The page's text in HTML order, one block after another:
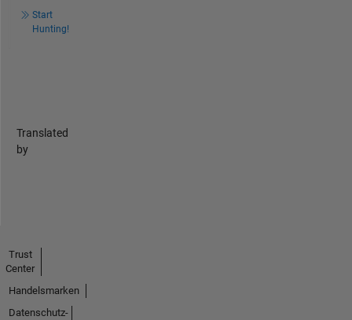
Start
Hunting!
Translated
by
Trust
Center
Handelsmarken
Datenschutz-